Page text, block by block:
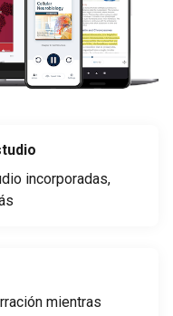
incorporadas,
mientras